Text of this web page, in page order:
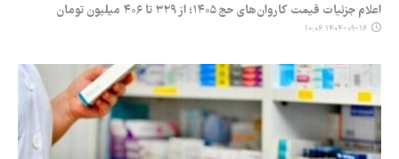
اعلام جزئیات قیمت کاروان‌های حج ۱۴۰۵؛ از ۳۲۹ تا ۴۰۶ میلیون تومان
۱۴۰۴-۰۹-۱۶ ۱۰:۰۶